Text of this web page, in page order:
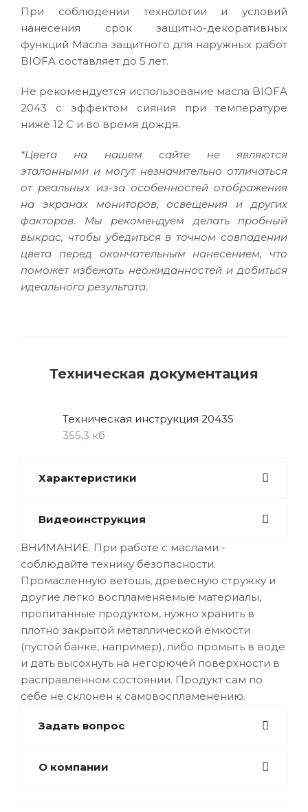
При соблюдении технологии и условий
нанесения срок защитно-декоративных
функций Масла защитного для наружных работ
BIOFA составляет до 5 лет.
Не рекомендуется использование масла BIOFA
2043 с эффектом сияния при температуре
ниже 12 С и во время дождя.
*Цвета на нашем сайте не являются
эталонными и могут незначительно отличаться
от реальных из-за особенностей отображения
на экранах мониторов, освещения и других
факторов. Мы рекомендуем делать пробный
выкрас, чтобы убедиться в точном совпадении
цвета перед окончательным нанесением, что
поможет избежать неожиданностей и добиться
идеального результата.
Техническая документация
Техническая инструкция 2043S
355,3 кб
Характеристики
Видеоинструкция
ВНИМАНИЕ. При работе с маслами -
соблюдайте технику безопасности.
Промасленную ветошь, древесную стружку и
другие легко воспламеняемые материалы,
пропитанные продуктом, нужно хранить в
плотно закрытой металлической емкости
(пустой банке, например), либо промыть в воде
и дать высохнуть на негорючей поверхности в
расправленном состоянии. Продукт сам по
себе не склонен к самовоспламенению.
Задать вопрос
О компании